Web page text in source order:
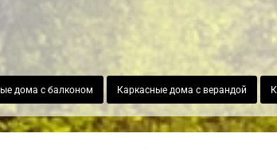
дома с балконом Каркасные дома с верандой